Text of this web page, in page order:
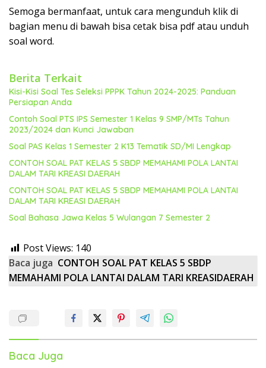
Semoga bermanfaat, untuk cara mengunduh klik di
bagian menu di bawah bisa cetak bisa pdf atau unduh
soal word.
Berita Terkait
Kisi-Kisi Soal Tes Seleksi PPPK Tahun 2024-2025: Panduan
Persiapan Anda
Contoh Soal PTS IPS Semester 1 Kelas 9 SMP/MTs Tahun
2023/2024 dan Kunci Jawaban
Soal PAS Kelas 1 Semester 2 K13 Tematik SD/MI Lengkap
CONTOH SOAL PAT KELAS 5 SBDP MEMAHAMI POLA LANTAI
DALAM TARI KREASI DAERAH
CONTOH SOAL PAT KELAS 5 SBDP MEMAHAMI POLA LANTAI
DALAM TARI KREASI DAERAH
Soal Bahasa Jawa Kelas 5 Wulangan 7 Semester 2
Post Views: 140
Baca juga CONTOH SOAL PAT KELAS 5 SBDP
MEMAHAMI POLA LANTAI DALAM TARI KREASIDAERAH
Baca Juga